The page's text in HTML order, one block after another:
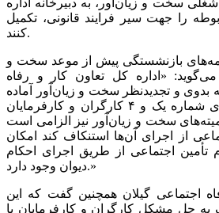
را جهت سیر فرایند قانونی، تکمیل
کنند.
بازنشستگی پیش از موعد سخت و
«اداره کل تعاون کار و رفاه
بدوی و تجدیدنظر سخت و زیان‌آور آماده
دریافت و بررسی فرم‌های شماره یک و ۴ کارگران و کارفرمایان
سخت و زیان‌آور نیز الزامی است
از اجرای آن‌ها استنکاف کند امکان
تأمین اجتماعی از طریق اجرای احکام
دیوان وجود دارد.»
اجتماعی گیلان همچنین گفت که این
به حل مشکل کارگران و کارفرمایان با